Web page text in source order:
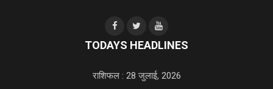
TODAYS HEADLINES
राशिफल : 28 जुलाई, 2026